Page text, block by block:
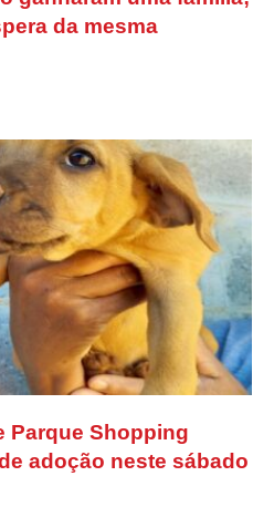
da mesma
Parque Shopping
adoção neste sábado